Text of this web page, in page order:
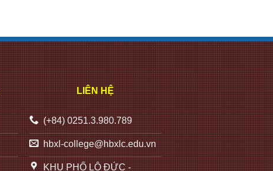
LIÊN HỆ
(+84) 0251.3.980.789
hbxl-college@hbxlc.edu.vn
KHU PHỐ LỘ ĐỨC -